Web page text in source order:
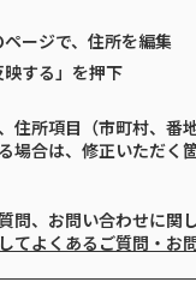
ページで、住所を編集
映する」を押下
住所項目（市町村、番
場合は、修正いただく
問、お問い合わせに関
てよくあるご質問・お